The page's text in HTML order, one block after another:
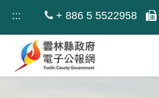
::: + 886 5 5522958